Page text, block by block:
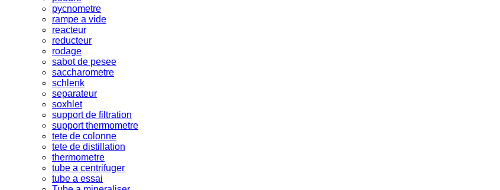
pycnometre
rampe a vide
reacteur
reducteur
rodage
sabot de pesee
saccharometre
schlenk
separateur
soxhlet
support de filtration
support thermometre
tete de colonne
tete de distillation
thermometre
tube a centrifuger
tube a essai